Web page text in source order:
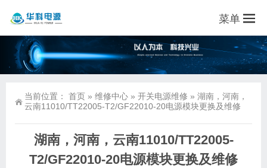
菜单
当前位置： 首页 » 维修中心 » 开关电源维修 » 湖南，河南，
云南11010/TT22005-T2/GF22010-20电源模块更换及维修
湖南，河南，云南11010/TT22005-
T2/GF22010-20电源模块更换及维修